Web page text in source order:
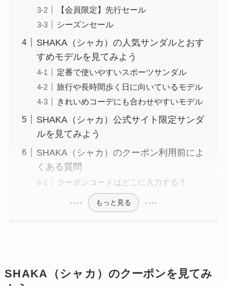
【会員限定】先行セール
シーズンセール
SHAKA（シャカ）の人気サンダルとおす
すめモデルを見てみよう
定番で使いやすいスポーツサンダル
旅行や長時間歩く日に向いているモデル
きれいめコーデにも合わせやすいモデル
SHAKA（シャカ）公式サイト限定サンダ
ルを見てみよう
SHAKA（シャカ）のクーポン利用前によ
くある質問
クーポンコードはどこに入力する？
もっと見る
SHAKA（シャカ） のクーポンを見てみ